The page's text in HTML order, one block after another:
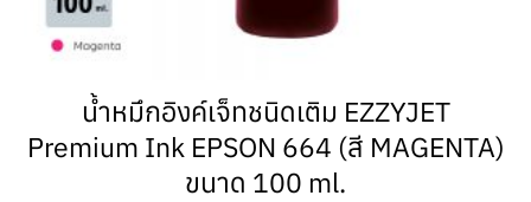
น้ำหมึกอิงค์เจ็ทชนิดเติม EZZYJET
Premium Ink EPSON 664 (สี MAGENTA)
ขนาด 100 ml.